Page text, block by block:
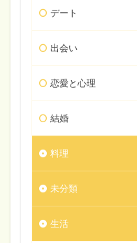
デート
出会い
恋愛と心理
結婚
料理
未分類
生活